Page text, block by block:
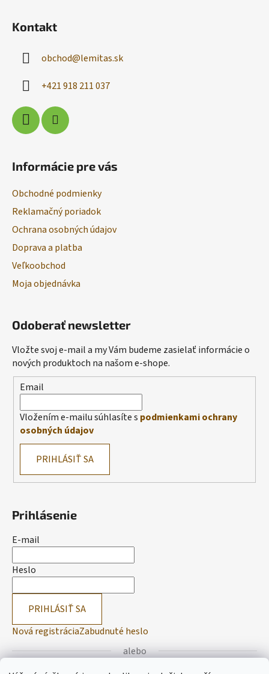
Kontakt
obchod@lemitas.sk
+421 918 211 037
Informácie pre vás
Obchodné podmienky
Reklamačný poriadok
Ochrana osobných údajov
Doprava a platba
Veľkoobchod
Moja objednávka
Odoberať newsletter
Vložte svoj e-mail a my Vám budeme zasielať informácie o
nových produktoch na našom e-shope.
Email
Vložením e-mailu súhlasíte s podmienkami ochrany
osobných údajov
PRIHLÁSIŤ SA
Prihlásenie
E-mail
Heslo
PRIHLÁSIŤ SA
Nová registráciaZabudnuté heslo
alebo